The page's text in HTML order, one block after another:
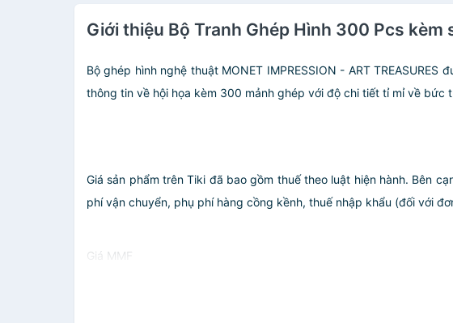
Giới thiệu Bộ Tranh Ghép Hình 300 Pcs
Bộ ghép hình nghệ thuật MONET IMPRESSION - ART
thông tin về hội họa kèm 300 mảnh ghép với độ chi tiết tỉ mỉ về bức
Giá sản phẩm trên Tiki đã bao gồm thuế theo luật hiện hành. Bên
phí vận chuyển, phụ phí hàng cồng kềnh, thuế nhập khẩu (đối với
Giá MMF